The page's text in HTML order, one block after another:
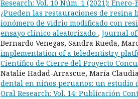
Research: Vol. 10 Núm. 1 (2021): Enero-
¿Pueden las restauraciones de
ionómero de vidrio modificado con
ensayo clínico aleatorizado , Journal of
Bernardo Venegas, Sandra Rueda,
implementation of a teledentistry
Científico de Cierre del Proyecto
Natalie Hadad-Arrascue, María
dental en niños peruanos: un estudio
Oral Research: Vol. 14: Publicación